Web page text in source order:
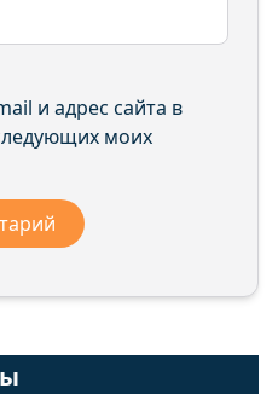
и адрес сайта в
моих